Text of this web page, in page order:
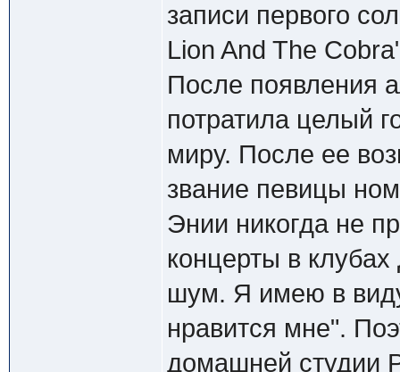
записи первого
Lion And The
После появления
потратила целый
миру. После ее
звание певицы
Энии никогда не
концерты в
шум. Я имею в
нравится мне".
домашней студии